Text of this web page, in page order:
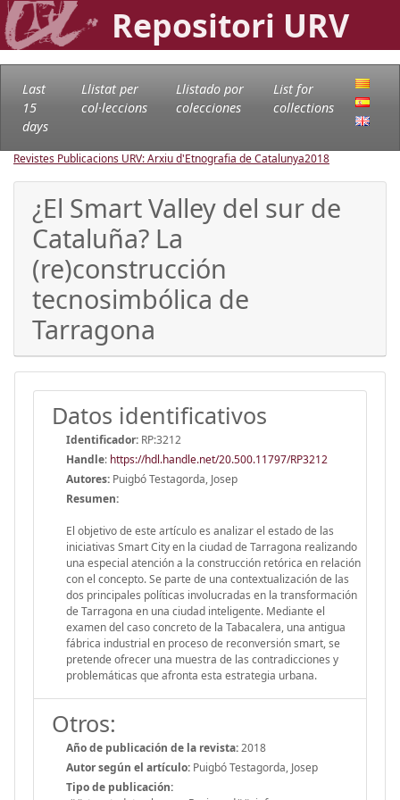
Repositori URV
Last
15
days
Llistat per
col·leccions
Llistado por
colecciones
List for
collections
Revistes Publicacions URV: Arxiu d'Etnografia de Catalunya2018
¿El Smart Valley del sur de
Cataluña? La
(re)construcción
tecnosimbólica de
Tarragona
Datos identificativos
Identificador: RP:3212
Handle: https://hdl.handle.net/20.500.11797/RP3212
Autores: Puigbó Testagorda, Josep
Resumen:
El objetivo de este artículo es analizar el estado de las
iniciativas Smart City en la ciudad de Tarragona realizando
una especial atención a la construcción retórica en relación
con el concepto. Se parte de una contextualización de las
dos principales políticas involucradas en la transformación
de Tarragona en una ciudad inteligente. Mediante el
examen del caso concreto de la Tabacalera, una antigua
fábrica industrial en proceso de reconversión smart, se
pretende ofrecer una muestra de las contradicciones y
problemáticas que afronta esta estrategia urbana.
Otros:
Año de publicación de la revista:2018
Autor según el artículo: Puigbó Testagorda, Josep
Tipo de publicación: